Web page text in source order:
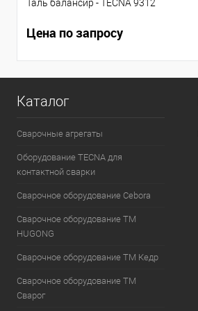
Таль балансир - TECNA 9312
Цена по запросу
Каталог
Сварочные агрегаты
Оборудование TECNA для
контактной сварки
Сварочное оборудование Cebora
Сварочное оборудование ТМ
HUGONG
Сварочное оборудование ТМ Кедр
Сварочное оборудование ТМ
Сварог